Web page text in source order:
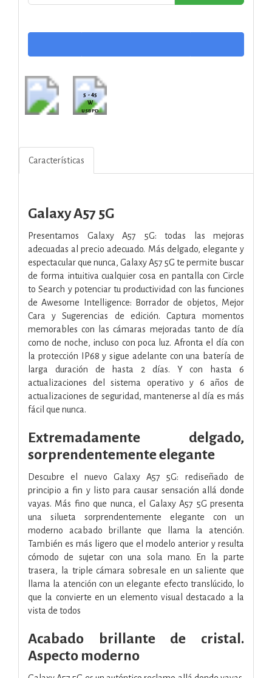
5 - 45
W
USB PD
Características
Galaxy A57 5G
Presentamos Galaxy A57 5G: todas las mejoras
adecuadas al precio adecuado. Más delgado, elegante y
espectacular que nunca, Galaxy A57 5G te permite buscar
de forma intuitiva cualquier cosa en pantalla con Circle
to Search y potenciar tu productividad con las funciones
de Awesome Intelligence: Borrador de objetos, Mejor
Cara y Sugerencias de edición. Captura momentos
memorables con las cámaras mejoradas tanto de día
como de noche, incluso con poca luz. Afronta el día con
la protección IP68 y sigue adelante con una batería de
larga duración de hasta 2 días. Y con hasta 6
actualizaciones del sistema operativo y 6 años de
actualizaciones de seguridad, mantenerse al día es más
fácil que nunca.
Extremadamente delgado,
sorprendentemente elegante
Descubre el nuevo Galaxy A57 5G: rediseñado de
principio a fin y listo para causar sensación allá donde
vayas. Más fino que nunca, el Galaxy A57 5G presenta
una silueta sorprendentemente elegante con un
moderno acabado brillante que llama la atención.
También es más ligero que el modelo anterior y resulta
cómodo de sujetar con una sola mano. En la parte
trasera, la triple cámara sobresale en un saliente que
llama la atención con un elegante efecto translúcido, lo
que la convierte en un elemento visual destacado a la
vista de todos
Acabado brillante de cristal.
Aspecto moderno